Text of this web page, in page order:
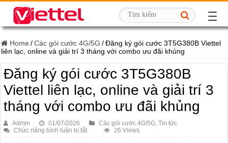
Home / Các gói cước 4G/5G / Đăng ký gói cước 3T5G380B Viettel
liên lạc, online và giải trí 3 tháng với combo ưu đãi khủng
Đăng ký gói cước 3T5G380B
Viettel liên lạc, online và giải trí 3
tháng với combo ưu đãi khủng
Admin 01/07/2026 Các gói cước 4G/5G,Tin tức
Chức năng bình luận bị tắtở
26 Views